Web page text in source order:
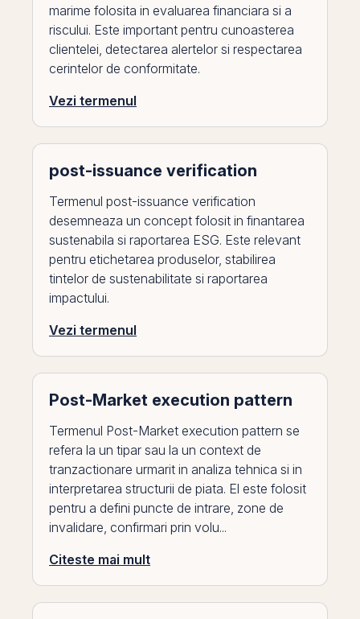
marime folosita in evaluarea financiara si a
riscului. Este important pentru cunoasterea
clientelei, detectarea alertelor si respectarea
cerintelor de conformitate.
Vezi termenul
post-issuance verification
Termenul post-issuance verification
desemneaza un concept folosit in finantarea
sustenabila si raportarea ESG. Este relevant
pentru etichetarea produselor, stabilirea
tintelor de sustenabilitate si raportarea
impactului.
Vezi termenul
Post-Market execution pattern
Termenul Post-Market execution pattern se
refera la un tipar sau la un context de
tranzactionare urmarit in analiza tehnica si in
interpretarea structurii de piata. El este folosit
pentru a defini puncte de intrare, zone de
invalidare, confirmari prin volu...
Citeste mai mult